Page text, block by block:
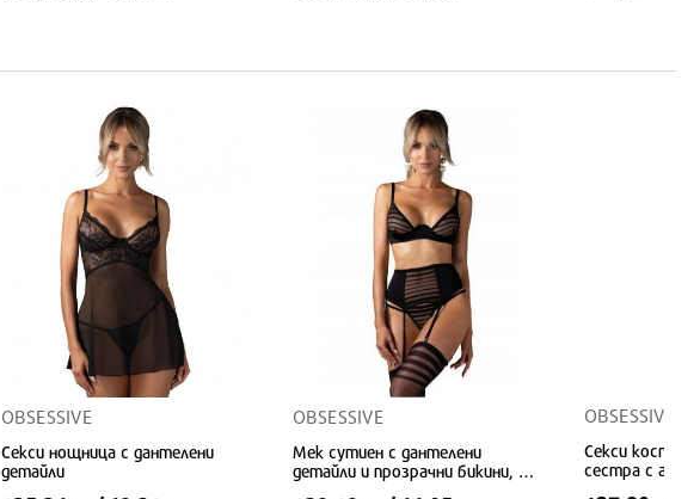
OBSESSIVE
Секси нощница с дантелени
детайли
OBSESSIVE
Мек сутиен с дантелени
детайли и прозрачни бикини, 3
OBSESSIVE
Секси костюм
сестра с